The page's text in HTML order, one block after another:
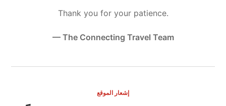
Thank you for your patience.
— The Connecting Travel Team
إشعار الموقع